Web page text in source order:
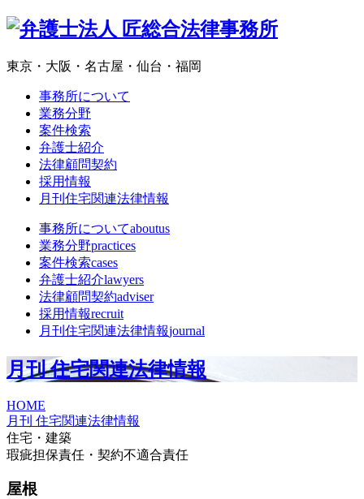
東京・大阪・名古屋・仙台・福岡
事務所について
業務分野
案件検索
弁護士紹介
法律顧問契約
採用情報
月刊住宅関連法律情報
事務所についてaboutus
業務分野practices
案件検索cases
弁護士紹介lawyers
法律顧問契約adviser
採用情報recruit
月刊住宅関連法律情報journal
月刊 住宅関連法律情報
HOME
月刊 住宅関連法律情報
住宅・建築
瑕疵担保責任・契約不適合責任
屋根